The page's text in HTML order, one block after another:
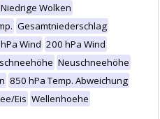
Niedrige Wolken
Gesamtniederschlag
Wind 200 hPa Wind
Neuschneehöhe
850 hPa Temp. Abweichung
Eis Wellenhoehe